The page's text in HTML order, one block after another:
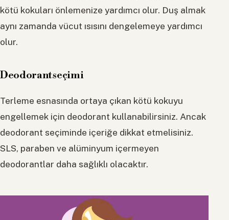
kötü kokuları önlemenize yardımcı olur. Duş almak
aynı zamanda vücut ısısını dengelemeye yardımcı
olur.
Deodorant seçimi
Terleme esnasında ortaya çıkan kötü kokuyu
engellemek için deodorant kullanabilirsiniz. Ancak
deodorant seçiminde içeriğe dikkat etmelisiniz.
SLS, paraben ve alüminyum içermeyen
deodorantlar daha sağlıklı olacaktır.